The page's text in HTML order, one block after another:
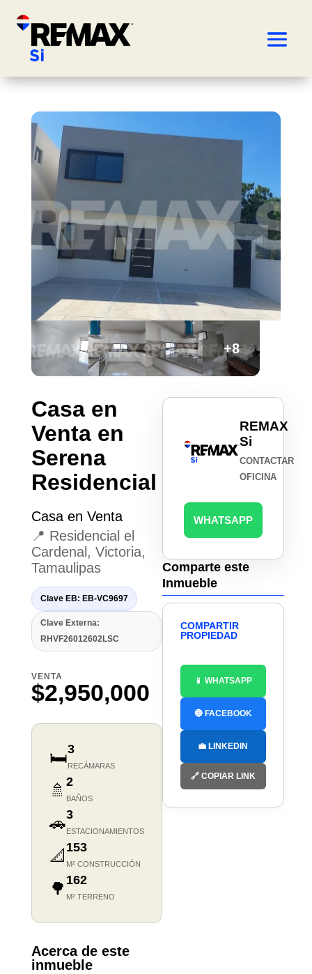
+8
Casa en
Venta en
Serena
Residencial
Casa en Venta
📍 Residencial el
Cardenal, Victoria,
Tamaulipas
Clave EB: EB-VC9697
Clave Externa:
RHVF26012602LSC
VENTA
$2,950,000
🛏️3
RECÁMARAS
🚿 2
BAÑOS
🚗3
ESTACIONAMIENTOS
📐 153
M² CONSTRUCCIÓN
🌳 162
M² TERRENO
Acerca de este
inmueble
REMAX
Si
CONTACTAR
OFICINA
WHATSAPP
Comparte este
Inmueble
COMPARTIR
PROPIEDAD
📱 WHATSAPP
🔵 FACEBOOK
💼 LINKEDIN
🔗 COPIAR LINK